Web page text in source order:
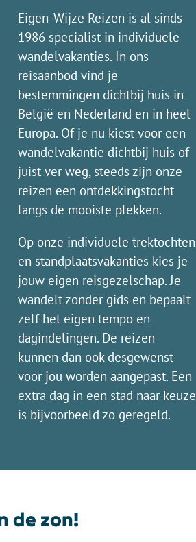
Eigen-Wijze Reizen is al sinds
1986 specialist in individuele
wandelvakanties. In ons
reisaanbod vind je
bestemmingen dichtbij huis in
België en Nederland en in heel
Europa. Of je nu kiest voor een
wandelvakantie dichtbij huis of
juist ver weg, steeds zijn onze
reizen een ontdekkingstocht
langs de mooiste plekken.
Op onze individuele trektochten
en standplaatsvakanties kies je
jouw eigen reisgezelschap. Je
wandelt zonder gids en bepaalt
zelf het eigen tempo en
dagindelingen. De reizen
kunnen dan ook desgewenst
voor jou worden aangepast. Een
extra dag in een stad naar keuze
is bijvoorbeeld zo geregeld.
de zon!